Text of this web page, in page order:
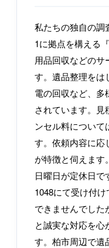
私たちの独自の調
1に拠点を構える
用品回収などの
す。遺品整理をは
電の回収など、多
されています。見
ンセル料について
す。依頼内容に応
が特徴と伺えます
日曜日が定休日で
1048にて受け付
できませんでした
と誠実な対応を心
す。柏市周辺で遺